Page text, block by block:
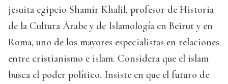
jesuita egipcio Shamir Khalil, profesor de Historia
de la Cultura Árabe y de Islamología en Beirut y en
Roma, uno de los mayores especialistas en relaciones
entre cristianismo e islam. Considera que el islam
busca el poder político. Insiste en que el futuro de